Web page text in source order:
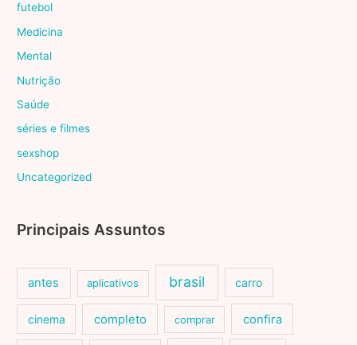
futebol
Medicina
Mental
Nutrição
Saúde
séries e filmes
sexshop
Uncategorized
Principais Assuntos
antes aplicativos brasil carro
cinema completo comprar confira